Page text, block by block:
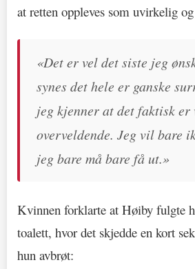
at retten oppleves som uvirkelig
«Det er vel det siste jeg
synes det hele er ganske
jeg kjenner at det faktisk er
overveldende. Jeg vil bare
jeg bare må bare få ut.»
Kvinnen forklarte at Høiby fulgte
toalett, hvor det skjedde en kort
hun avbrøt: